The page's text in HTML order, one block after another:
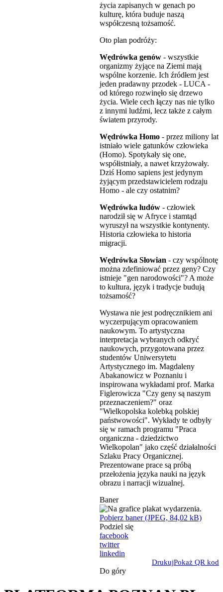
życia zapisanych w genach po
kulturę, która buduje naszą
współczesną tożsamość.
Oto plan podróży:
Wędrówka genów - wszystkie
organizmy żyjące na Ziemi mają
wspólne korzenie. Ich źródłem jest
jeden pradawny przodek - LUCA -
od którego rozwinęło się drzewo
życia. Wiele cech łączy nas nie tylko
z innymi ludźmi, lecz także z całym
światem przyrody.
Wędrówka Homo - przez miliony lat
istniało wiele gatunków człowieka
(Homo). Spotykały się one,
współistniały, a nawet krzyżowały.
Dziś Homo sapiens jest jedynym
żyjącym przedstawicielem rodzaju
Homo - ale czy ostatnim?
Wędrówka ludów - człowiek
narodził się w Afryce i stamtąd
wyruszył na wszystkie kontynenty.
Historia człowieka to historia
migracji.
Wędrówka Słowian - czy wspólnotę
można zdefiniować przez geny? Czy
istnieje "gen narodowości"? A może
to kultura, język i tradycje budują
tożsamość?
Wystawa nie jest podręcznikiem ani
wyczerpującym opracowaniem
naukowym. To artystyczna
interpretacja wybranych odkryć
naukowych, przygotowana przez
studentów Uniwersytetu
Artystycznego im. Magdaleny
Abakanowicz w Poznaniu i
inspirowana wykładami prof. Marka
Figlerowicza "Czy geny są naszym
przeznaczeniem?" oraz
"Wielkopolska kolebką polskiej
państwowości". Wykłady te odbyły
się w ramach programu "Praca
organiczna - dziedzictwo
Wielkopolan" jako część działalności
Szlaku Pracy Organicznej.
Prezentowane prace są próbą
przełożenia języka nauki na język
obrazu i narracji wizualnej.
Baner
Pobierz baner (JPEG, 84,02 kB)
Podziel się
facebook
twitter
linkedin
DrukujPokaż QR kod
Do góry